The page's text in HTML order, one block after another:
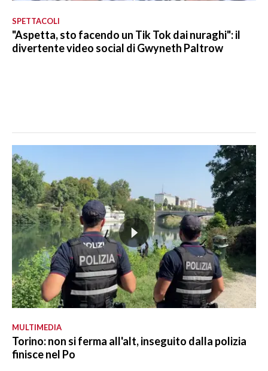
SPETTACOLI
"Aspetta, sto facendo un Tik Tok dai nuraghi": il
divertente video social di Gwyneth Paltrow
MULTIMEDIA
Torino: non si ferma all'alt, inseguito dalla polizia
finisce nel Po